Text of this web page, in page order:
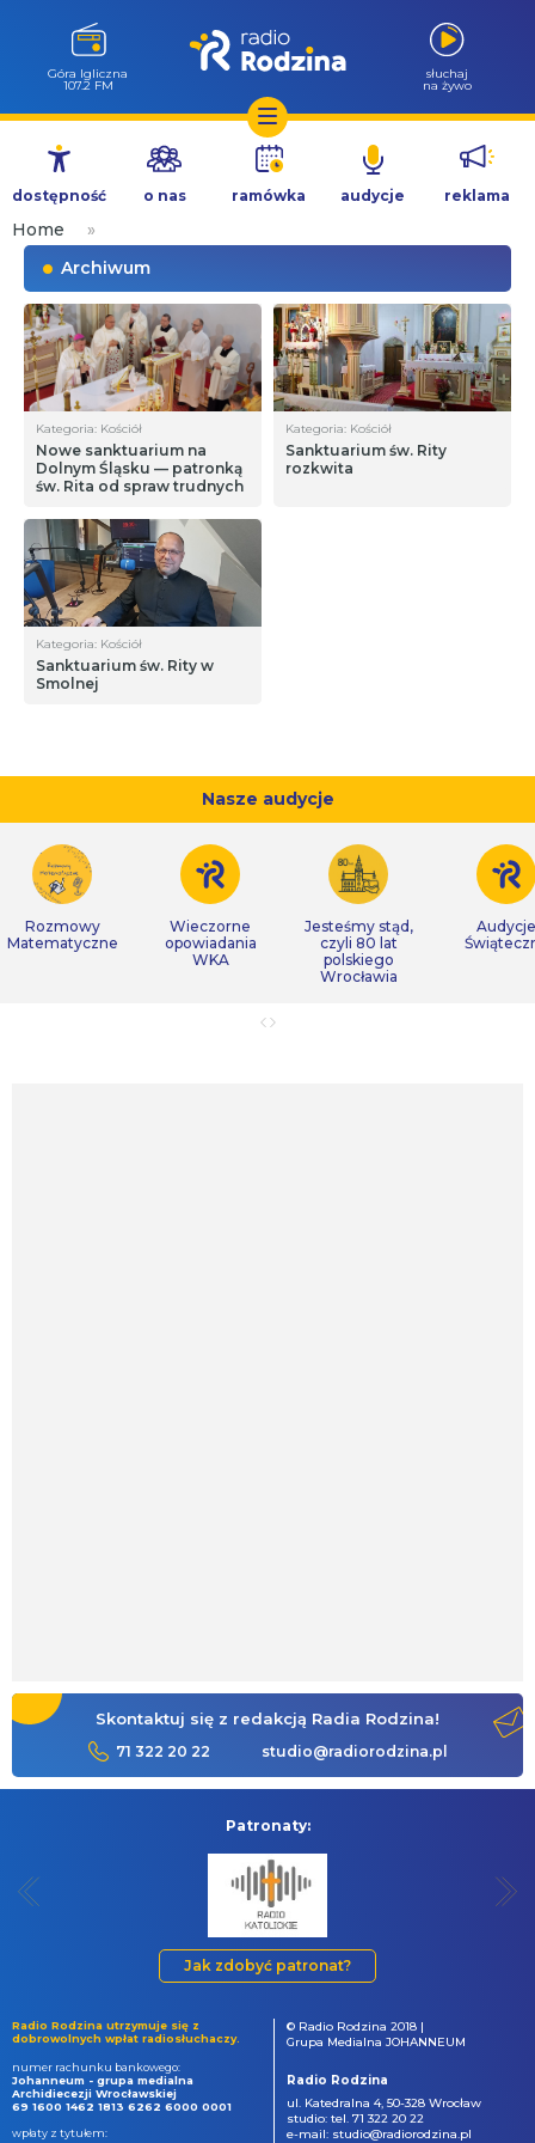
Przejdź
treści
Góra Igliczna
107.2 FM
słuchaj
na żywo
dostępność o nas ramówka audycje reklama
Home
»
Archiwum
Kategoria: Kościół
Nowe sanktuarium na
Dolnym Śląsku — patronką
św. Rita od spraw trudnych
Kategoria: Kościół
Sanktuarium św. Rity
rozkwita
Kategoria: Kościół
Sanktuarium św. Rity w
Smolnej
Nasze audycje
Rozmowy
Matematyczne
Wieczorne
opowiadania
WKA
Jesteśmy stąd,
czyli 80 lat
polskiego
Wrocławia
Audycje
Skontaktuj się z redakcją Radia Rodzina!
71 322 20 22 studio@radiorodzina.pl
Patronaty:
Jak zdobyć patronat?
Radio Rodzina utrzymuje się z
dobrowolnych wpłat radiosłuchaczy.
numer rachunku bankowego:
Johanneum - grupa medialna
Archidiecezji Wrocławskiej
69 1600 1462 1813 6262 6000 0001
wpłaty z tytułem:
© Radio Rodzina 2018 |
Grupa Medialna JOHANNEUM
Radio Rodzina
ul. Katedralna 4, 50-328 Wrocław
studio: tel. 71 322 20 22
e-mail: studio@radiorodzina.pl